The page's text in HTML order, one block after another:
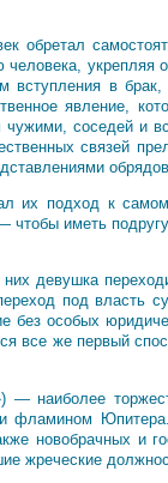
укрепляя
в
явление,
соседей и
связей
их подход к
иметь
девушка
под власть
без особых
все же первый
— наиболее
фламином
новобрачных и
жреческие